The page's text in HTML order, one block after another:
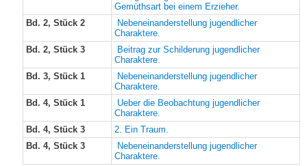
Gemüthsart bei einem Erzieher.
Bd. 2, Stück 2
Nebeneinanderstellung jugendlicher
Charaktere.
Bd. 2, Stück 3
Beitrag zur Schilderung jugendlicher
Charaktere.
Bd. 3, Stück 1
Nebeneinanderstellung jugendlicher
Charaktere.
Bd. 4, Stück 1
Ueber die Beobachtung jugendlicher
Charaktere.
Bd. 4, Stück 3
2. Ein Traum.
Bd. 4, Stück 3
Nebeneinanderstellung jugendlicher
Charaktere.